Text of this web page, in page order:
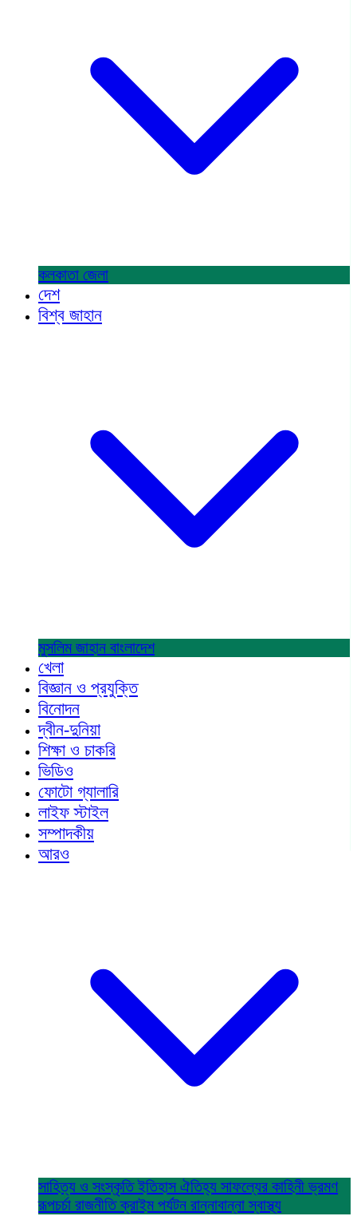
কলকাতা জেলা
দেশ
বিশ্ব জাহান
মুসলিম জাহান বাংলাদেশ
খেলা
বিজ্ঞান ও প্রযুক্তি
বিনোদন
দ্বীন-দুনিয়া
শিক্ষা ও চাকরি
ভিডিও
ফোটো গ্যালারি
লাইফ স্টাইল
সম্পাদকীয়
আরও
সাহিত্য ও সংস্কৃতিইতিহাস ঐতিহ্য সাফল্যের কাহিনীভ্রমণ
রূপচর্চা রাজনীতিক্রাইম পর্যটন রান্নাবান্নাস্বাস্থ্য